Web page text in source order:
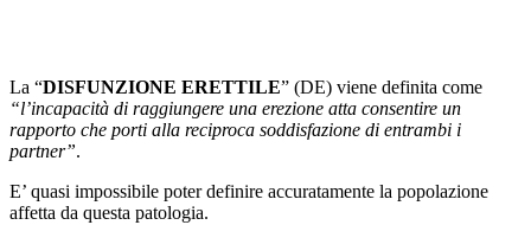
La “DISFUNZIONE ERETTILE” (DE) viene definita come
“l’incapacità di raggiungere una erezione atta consentire un
rapporto che porti alla reciproca soddisfazione di entrambi i
partner”.
E’ quasi impossibile poter definire accuratamente la popolazione
affetta da questa patologia.